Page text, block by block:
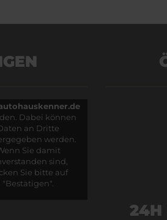
Dabei können
an Dritte
werden.
Sie damit
sind,
Sie bitte auf
"Bestätigen".
24H